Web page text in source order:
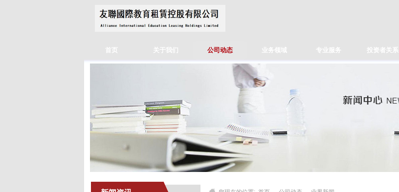
首页 关于我们 公司动态 业务领域 专业服务 投资者关系